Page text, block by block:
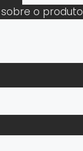
o produto